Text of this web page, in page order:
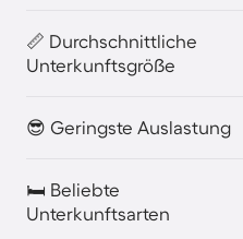
📏 Durchschnittliche
Unterkunftsgröße
😎 Geringste Auslastung
🛏️ Beliebte
Unterkunftsarten